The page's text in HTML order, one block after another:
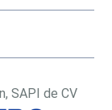
SAPI de CV